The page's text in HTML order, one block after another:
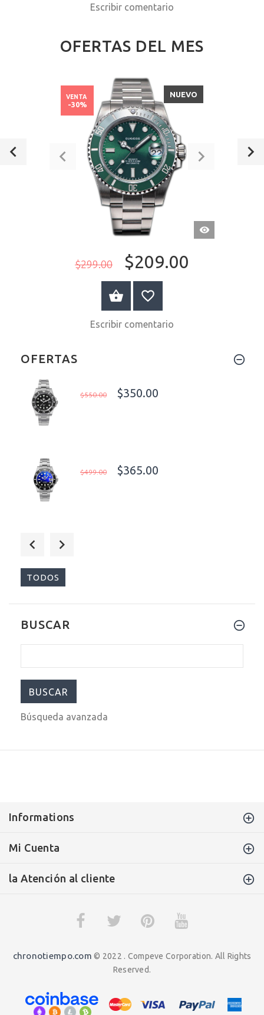
Escribir comentario
OFERTAS DEL MES
VISTA
RÁPIDA
NUEVO
$299.00 $209.00
VENTA
-30%
A LA CESTA
Escribir comentario
OFERTAS
$550.00 $350.00
$499.00 $365.00
TODOS
BUSCAR
Búsqueda avanzada
Informations
Mi Cuenta
la Atención al cliente
chronotiempo.com © 2022 . Compeve Corporation. All Rights
Reserved.